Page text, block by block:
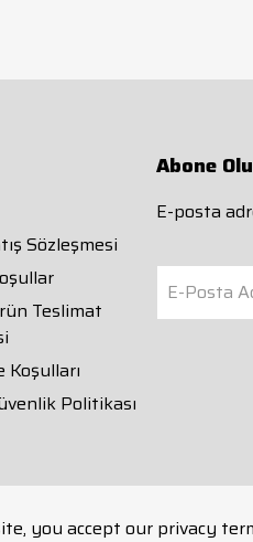
you accept our privacy
Sözleşmesi
Teslimat
Politikası
Abone
E-posta
E-Posta